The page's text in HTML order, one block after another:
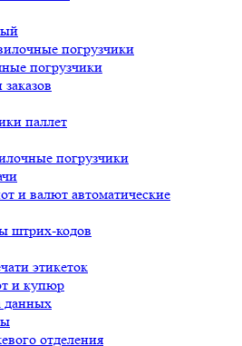
погрузчики
погрузчики
паллет
погрузчики
и валют автоматические
штрих-кодов
этикеток
и купюр
данных
отделения